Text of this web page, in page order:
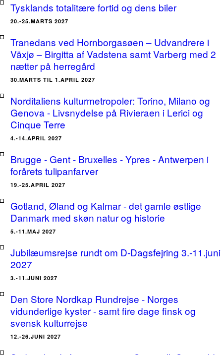
Tysklands totalitære fortid og dens biler
20.-25.MARTS 2027
Tranedans ved Hornborgasøen – Udvandrere i
Växjø – Birgitta af Vadstena samt Varberg med 2
nætter på herregård
30.MARTS TIL 1.APRIL 2027
Norditaliens kulturmetropoler: Torino, Milano og
Genova - Livsnydelse på Rivieraen i Lerici og
Cinque Terre
4.-14.APRIL 2027
Brugge - Gent - Bruxelles - Ypres - Antwerpen i
forårets tulipanfarver
19.-25.APRIL 2027
Gotland, Øland og Kalmar - det gamle østlige
Danmark med skøn natur og historie
5.-11.MAJ 2027
Jubilæumsrejse rundt om D-Dagsfejring 3.-11.juni
2027
3.-11.JUNI 2027
Den Store Nordkap Rundrejse - Norges
vidunderlige kyster - samt fire dage finsk og
svensk kulturrejse
12.-26.JUNI 2027